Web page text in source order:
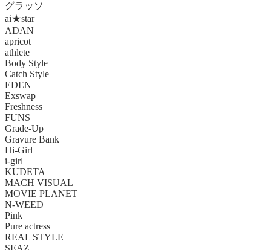
グラッソ
ai★star
ADAN
apricot
athlete
Body Style
Catch Style
EDEN
Exswap
Freshness
FUNS
Grade-Up
Gravure Bank
Hi-Girl
i-girl
KUDETA
MACH VISUAL
MOVIE PLANET
N-WEED
Pink
Pure actress
REAL STYLE